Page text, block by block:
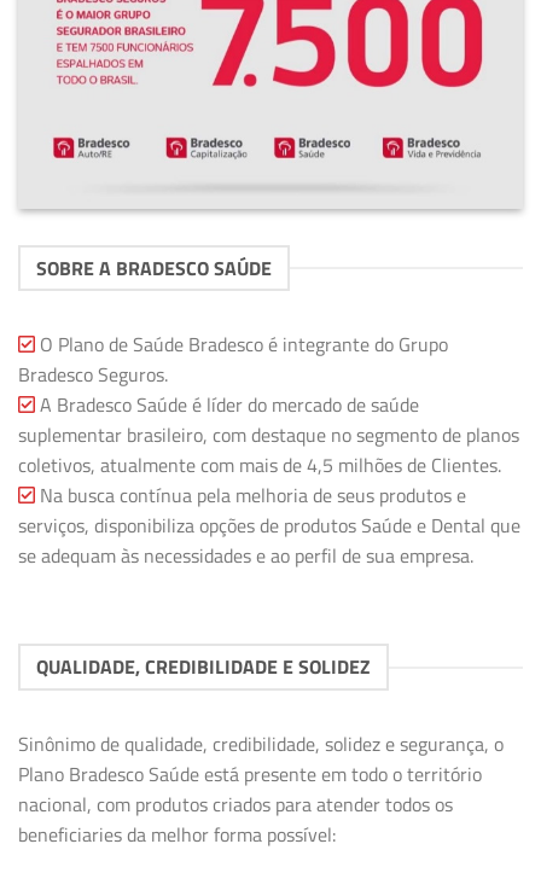
SOBRE A BRADESCO SAÚDE
O Plano de Saúde Bradesco é integrante do Grupo
Bradesco Seguros.
A Bradesco Saúde é líder do mercado de saúde
suplementar brasileiro, com destaque no segmento de planos
coletivos, atualmente com mais de 4,5 milhões de Clientes.
Na busca contínua pela melhoria de seus produtos e
serviços, disponibiliza opções de produtos Saúde e Dental que
se adequam às necessidades e ao perfil de sua empresa.
QUALIDADE, CREDIBILIDADE E SOLIDEZ
Sinônimo de qualidade, credibilidade, solidez e segurança, o
Plano Bradesco Saúde está presente em todo o território
nacional, com produtos criados para atender todos os
beneficiaries da melhor forma possível: